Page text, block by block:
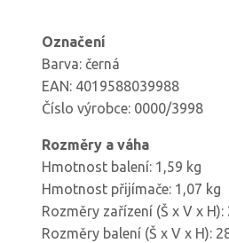
Označení
Barva: černá
EAN: 4019588039988
Číslo výrobce: 0000/3998
Rozměry a váha
Hmotnost balení: 1,59 kg
Hmotnost přijímače: 1,07 kg
Rozměry zařízení (Š x V x
Rozměry balení (Š x V x H):